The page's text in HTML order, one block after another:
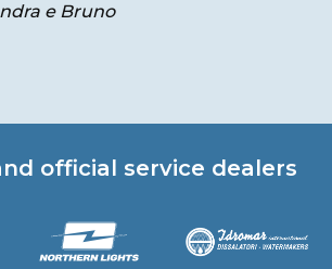
e Bruno
official service dealers